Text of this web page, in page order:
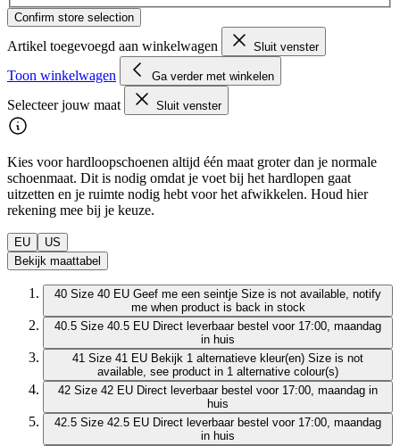
Confirm store selection
Artikel toegevoegd aan winkelwagen Sluit venster
Toon winkelwagen Ga verder met winkelen
Selecteer jouw maat Sluit venster
Kies voor hardloopschoenen altijd één maat groter dan je normale
schoenmaat. Dit is nodig omdat je voet bij het hardlopen gaat
uitzetten en je ruimte nodig hebt voor het afwikkelen. Houd hier
rekening mee bij je keuze.
EU
US
Bekijk maattabel
40 Size 40 EU Geef me een seintje Size is not available, notify
me when product is back in stock
40.5 Size 40.5 EU Direct leverbaar bestel voor 17:00, maandag
in huis
41 Size 41 EU Bekijk 1 alternatieve kleur(en) Size is not
available, see product in 1 alternative colour(s)
42 Size 42 EU Direct leverbaar bestel voor 17:00, maandag in
huis
42.5 Size 42.5 EU Direct leverbaar bestel voor 17:00, maandag
in huis